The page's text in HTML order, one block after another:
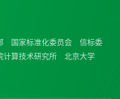
国家标准化委员会
信标委
计算技术研究所
北京大学